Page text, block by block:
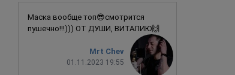
Mrt Chev
01.11.2023 19:55
Маска вообще топ😎смотрится
пушечно!!!))) ОТ ДУШИ, ВИТАЛИЮ🙌